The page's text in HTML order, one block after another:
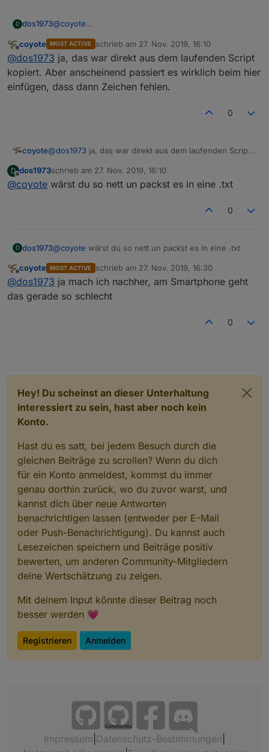
D dos1973@coyote
ich erhalte die gleichen FM, wie du kurz vorher
gepostet hattest.
Offline
coyote MOST ACTIVE schrieb am 27. Nov. 2019, 16:10
zuletzt editiert von
@dos1973 ja, das war direkt aus dem laufenden Script
kopiert. Aber anscheinend passiert es wirklich beim hier
einfügen, dass dann Zeichen fehlen.
0
coyote@dos1973 ja, das war direkt aus dem laufenden Script
hier einfügen, dass dann Zeichen fehlen.
D
Offline
dos1973schrieb am 27. Nov. 2019, 16:10
zuletzt editiert von
@coyote wärst du so nett un packst es in eine .txt
0
D dos1973@coyote wärst du so nett un packst es in eine .txt
Offline
coyote MOST ACTIVE schrieb am 27. Nov. 2019, 16:30
zuletzt editiert von
@dos1973 ja mach ich nachher, am Smartphone geht
das gerade so schlecht
0
Hey! Du scheinst an dieser Unterhaltung
interessiert zu sein, hast aber noch kein
Konto.
Hast du es satt, bei jedem Besuch durch die
gleichen Beiträge zu scrollen? Wenn du dich
für ein Konto anmeldest, kommst du immer
genau dorthin zurück, wo du zuvor warst, und
kannst dich über neue Antworten
benachrichtigen lassen (entweder per E-Mail
oder Push-Benachrichtigung). Du kannst auch
Lesezeichen speichern und Beiträge positiv
bewerten, um anderen Community-Mitgliedern
deine Wertschätzung zu zeigen.
Mit deinem Input könnte dieser Beitrag noch
besser werden 💗
Registrieren Anmelden
Community
Impressum Datenschutz-Bestimmungen